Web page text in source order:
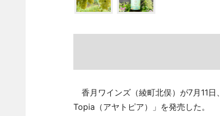
香月ワインズ（綾町北俣）が7月11
Topia（アヤトピア）」を発売した。